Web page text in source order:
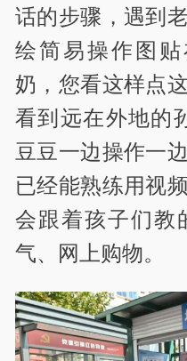
话的步骤，遇到
绘简易操作图
奶，您看这样点
看到远在外地的
豆豆一边操作一
已经能熟练用视
会跟着孩子们教
气、网上购物。